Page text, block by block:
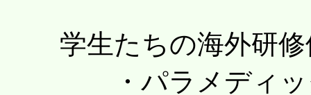
学生たちの海外研修
・パラメディック